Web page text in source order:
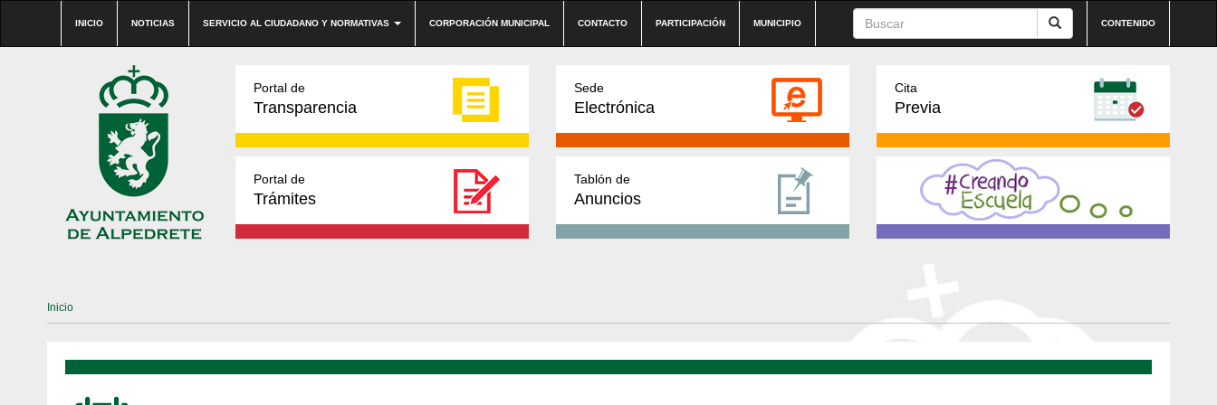
INICIO NOTICIAS SERVICIO AL CIUDADANO Y NORMATIVAS CORPORACIÓN MUNICIPAL CONTACTO PARTICIPACIÓN MUNICIPIO CONTENIDO
Portal de
Transparencia
Sede
Electrónica
Cita
Previa
Portal de
Trámites
Tablón de
Anuncios
Inicio